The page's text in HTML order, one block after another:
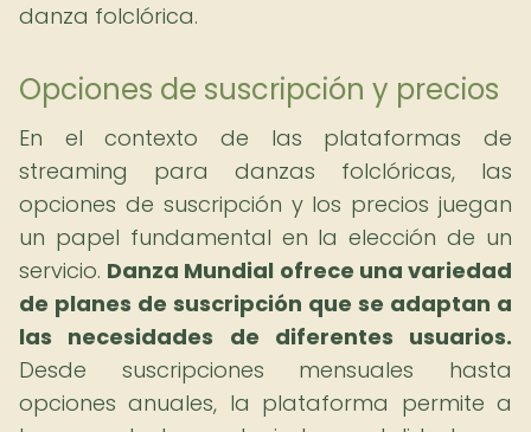
danza folclórica.
Opciones de suscripción y precios
En el contexto de las plataformas de
streaming para danzas folclóricas, las
opciones de suscripción y los precios juegan
un papel fundamental en la elección de un
servicio. Danza Mundial ofrece una variedad
de planes de suscripción que se adaptan a
las necesidades de diferentes usuarios.
Desde suscripciones mensuales hasta
opciones anuales, la plataforma permite a